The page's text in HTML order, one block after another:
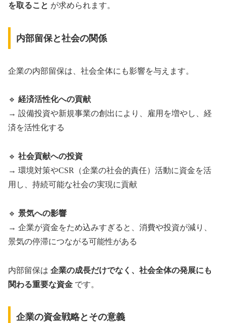
を取ること が求められます。
内部留保と社会の関係
企業の内部留保は、社会全体にも影響を与えます。
🔹 経済活性化への貢献
→ 設備投資や新規事業の創出により、雇用を増やし、経
済を活性化する
🔹 社会貢献への投資
→ 環境対策やCSR（企業の社会的責任）活動に資金を活
用し、持続可能な社会の実現に貢献
🔹 景気への影響
→ 企業が資金をため込みすぎると、消費や投資が減り、
景気の停滞につながる可能性がある
内部留保は 企業の成長だけでなく、社会全体の発展にも
関わる重要な資金 です。
企業の資金戦略とその意義